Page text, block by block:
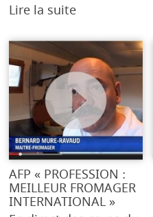
Lire la suite
AFP « PROFESSION :
MEILLEUR FROMAGER
INTERNATIONAL »